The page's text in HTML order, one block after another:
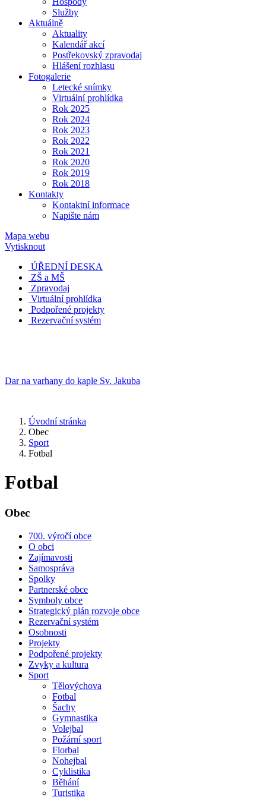
Služby
Aktuálně
Aktuality
Kalendář akcí
Postřekovský zpravodaj
Hlášení rozhlasu
Fotogalerie
Letecké snímky
Virtuální prohlídka
Rok 2025
Rok 2024
Rok 2023
Rok 2022
Rok 2021
Rok 2020
Rok 2019
Rok 2018
Kontakty
Kontaktní informace
Napište nám
Mapa webu
Vytisknout
ÚŘEDNÍ DESKA
ZŠ a MŠ
Zpravodaj
Virtuální prohlídka
Podpořené projekty
Rezervační systém
Dar na varhany do kaple Sv. Jakuba
Úvodní stránka
Obec
Sport
Fotbal
Fotbal
Obec
700. výročí obce
O obci
Zajímavosti
Samospráva
Spolky
Partnerské obce
Symboly obce
Strategický plán rozvoje obce
Rezervační systém
Osobnosti
Projekty
Podpořené projekty
Zvyky a kultura
Sport
Tělovýchova
Fotbal
Šachy
Gymnastika
Volejbal
Požární sport
Florbal
Nohejbal
Cyklistika
Běhání
Turistika